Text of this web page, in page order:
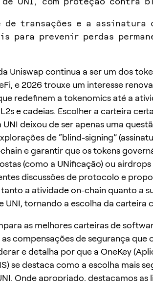
de transações e a assinatura
para prevenir perdas
Uniswap continua a ser um dos
e 2026 trouxe um interesse
redefinem a tokenomics até a
e cadeias. Escolher a carteira
deixou de ser apenas uma
de “blind-signing”
e garantir que os tokens
(como a UNificação) ou
discussões de protocolo e
a atividade on-chain quanto a
UNI, tornando a escolha da carteira
as melhores carteiras de
compensações de segurança que
e detalha por que a OneKey
se destaca como a escolha mais
Onde apropriado, destacamos as